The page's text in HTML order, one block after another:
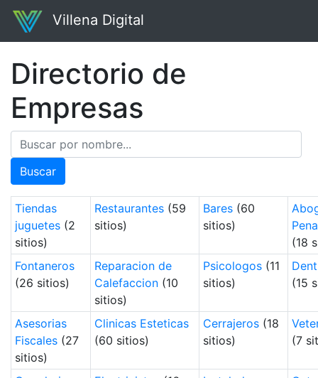
Villena Digital
Directorio de
Empresas
Buscar
Tiendas
juguetes(2
sitios)
Restaurantes(59
sitios)
Bares(60
sitios)
(18
Fontaneros
(26 sitios)
Reparacion de
Calefaccion(10
sitios)
Psicologos(11
sitios)
(15
Asesorias
Fiscales(27
sitios)
Clinicas Esteticas
(60 sitios)
Cerrajeros(18
sitios)
(7